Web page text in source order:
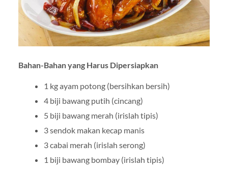
Bahan-Bahan yang Harus Dipersiapkan
1 kg ayam potong (bersihkan bersih)
4 biji bawang putih (cincang)
5 biji bawang merah (irislah tipis)
3 sendok makan kecap manis
3 cabai merah (irislah serong)
1 biji bawang bombay (irislah tipis)